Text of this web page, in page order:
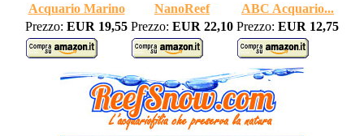
Acquario Marino NanoReef
ABC Acquario...
Prezzo: EUR 19,55 Prezzo: EUR 22,10 Prezzo: EUR 12,75